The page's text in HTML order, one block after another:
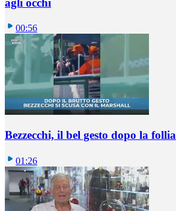
agli occhi
00:56
Bezzecchi, il bel gesto dopo la follia
01:26